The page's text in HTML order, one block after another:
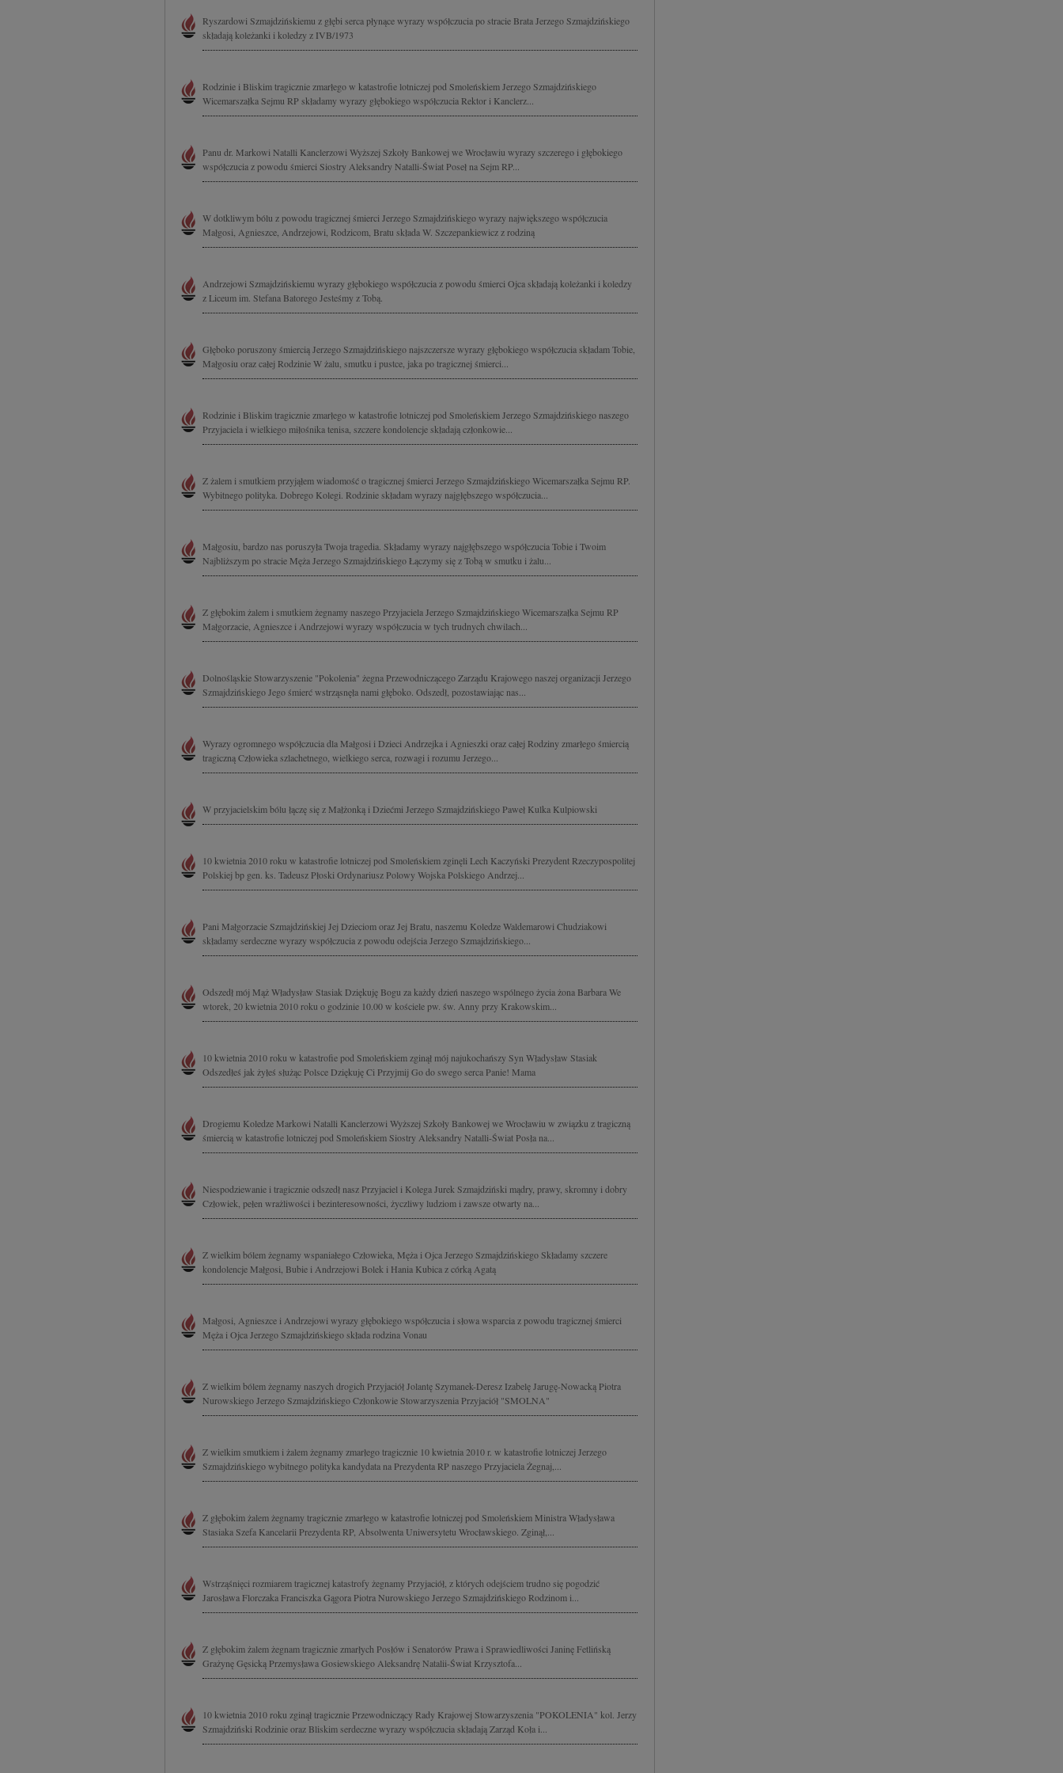
Ryszardowi Szmajdzińskiemu z głębi serca płynące wyrazy współczucia po stracie Brata Jerzego Szmajdzińskiego
składają koleżanki i koledzy z IVB/1973
Rodzinie i Bliskim tragicznie zmarłego w katastrofie lotniczej pod Smoleńskiem Jerzego Szmajdzińskiego
Wicemarszałka Sejmu RP składamy wyrazy głębokiego współczucia Rektor i Kanclerz...
Panu dr. Markowi Natalli Kanclerzowi Wyższej Szkoły Bankowej we Wrocławiu wyrazy szczerego i głębokiego
współczucia z powodu śmierci Siostry Aleksandry Natalli-Świat Poseł na Sejm RP...
W dotkliwym bólu z powodu tragicznej śmierci Jerzego Szmajdzińskiego wyrazy największego współczucia
Małgosi, Agnieszce, Andrzejowi, Rodzicom, Bratu składa W. Szczepankiewicz z rodziną
Andrzejowi Szmajdzińskiemu wyrazy głębokiego współczucia z powodu śmierci Ojca składają koleżanki i koledzy
z Liceum im. Stefana Batorego Jesteśmy z Tobą.
Głęboko poruszony śmiercią Jerzego Szmajdzińskiego najszczersze wyrazy głębokiego współczucia składam Tobie,
Małgosiu oraz całej Rodzinie W żalu, smutku i pustce, jaka po tragicznej śmierci...
Rodzinie i Bliskim tragicznie zmarłego w katastrofie lotniczej pod Smoleńskiem Jerzego Szmajdzińskiego naszego
Przyjaciela i wielkiego miłośnika tenisa, szczere kondolencje składają członkowie...
Z żalem i smutkiem przyjąłem wiadomość o tragicznej śmierci Jerzego Szmajdzińskiego Wicemarszałka Sejmu RP.
Wybitnego polityka. Dobrego Kolegi. Rodzinie składam wyrazy najgłębszego współczucia...
Małgosiu, bardzo nas poruszyła Twoja tragedia. Składamy wyrazy najgłębszego współczucia Tobie i Twoim
Najbliższym po stracie Męża Jerzego Szmajdzińskiego Łączymy się z Tobą w smutku i żalu...
Z głębokim żalem i smutkiem żegnamy naszego Przyjaciela Jerzego Szmajdzińskiego Wicemarszałka Sejmu RP
Małgorzacie, Agnieszce i Andrzejowi wyrazy współczucia w tych trudnych chwilach...
Dolnośląskie Stowarzyszenie "Pokolenia" żegna Przewodniczącego Zarządu Krajowego naszej organizacji Jerzego
Szmajdzińskiego Jego śmierć wstrząsnęła nami głęboko. Odszedł, pozostawiając nas...
Wyrazy ogromnego współczucia dla Małgosi i Dzieci Andrzejka i Agnieszki oraz całej Rodziny zmarłego śmiercią
tragiczną Człowieka szlachetnego, wielkiego serca, rozwagi i rozumu Jerzego...
W przyjacielskim bólu łączę się z Małżonką i Dziećmi Jerzego Szmajdzińskiego Paweł Kulka Kulpiowski
10 kwietnia 2010 roku w katastrofie lotniczej pod Smoleńskiem zginęli Lech Kaczyński Prezydent Rzeczypospolitej
Polskiej bp gen. ks. Tadeusz Płoski Ordynariusz Polowy Wojska Polskiego Andrzej...
Pani Małgorzacie Szmajdzińskiej Jej Dzieciom oraz Jej Bratu, naszemu Koledze Waldemarowi Chudziakowi
składamy serdeczne wyrazy współczucia z powodu odejścia Jerzego Szmajdzińskiego...
Odszedł mój Mąż Władysław Stasiak Dziękuję Bogu za każdy dzień naszego wspólnego życia żona Barbara We
wtorek, 20 kwietnia 2010 roku o godzinie 10.00 w kościele pw. św. Anny przy Krakowskim...
10 kwietnia 2010 roku w katastrofie pod Smoleńskiem zginął mój najukochańszy Syn Władysław Stasiak
Odszedłeś jak żyłeś służąc Polsce Dziękuję Ci Przyjmij Go do swego serca Panie! Mama
Drogiemu Koledze Markowi Natalli Kanclerzowi Wyższej Szkoły Bankowej we Wrocławiu w związku z tragiczną
śmiercią w katastrofie lotniczej pod Smoleńskiem Siostry Aleksandry Natalli-Świat Posła na...
Niespodziewanie i tragicznie odszedł nasz Przyjaciel i Kolega Jurek Szmajdziński mądry, prawy, skromny i dobry
Człowiek, pełen wrażliwości i bezinteresowności, życzliwy ludziom i zawsze otwarty na...
Z wielkim bólem żegnamy wspaniałego Człowieka, Męża i Ojca Jerzego Szmajdzińskiego Składamy szczere
kondolencje Małgosi, Bubie i Andrzejowi Bolek i Hania Kubica z córką Agatą
Małgosi, Agnieszce i Andrzejowi wyrazy głębokiego współczucia i słowa wsparcia z powodu tragicznej śmierci
Męża i Ojca Jerzego Szmajdzińskiego składa rodzina Vonau
Z wielkim bólem żegnamy naszych drogich Przyjaciół Jolantę Szymanek-Deresz Izabelę Jarugę-Nowacką Piotra
Nurowskiego Jerzego Szmajdzińskiego Członkowie Stowarzyszenia Przyjaciół "SMOLNA"
Z wielkim smutkiem i żalem żegnamy zmarłego tragicznie 10 kwietnia 2010 r. w katastrofie lotniczej Jerzego
Szmajdzińskiego wybitnego polityka kandydata na Prezydenta RP naszego Przyjaciela Żegnaj,...
Z głębokim żalem żegnamy tragicznie zmarłego w katastrofie lotniczej pod Smoleńskiem Ministra Władysława
Stasiaka Szefa Kancelarii Prezydenta RP, Absolwenta Uniwersytetu Wrocławskiego. Zginął,...
Wstrząśnięci rozmiarem tragicznej katastrofy żegnamy Przyjaciół, z których odejściem trudno się pogodzić
Jarosława Florczaka Franciszka Gągora Piotra Nurowskiego Jerzego Szmajdzińskiego Rodzinom i...
Z głębokim żalem żegnam tragicznie zmarłych Posłów i Senatorów Prawa i Sprawiedliwości Janinę Fetlińską
Grażynę Gęsicką Przemysława Gosiewskiego Aleksandrę Natalii-Świat Krzysztofa...
10 kwietnia 2010 roku zginął tragicznie Przewodniczący Rady Krajowej Stowarzyszenia "POKOLENIA" kol. Jerzy
Szmajdziński Rodzinie oraz Bliskim serdeczne wyrazy współczucia składają Zarząd Koła i...